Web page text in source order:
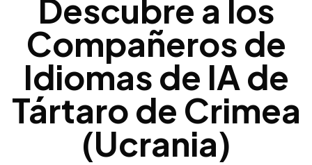
Descubre a los
Compañeros de
Idiomas de IA de
Tártaro de Crimea
(Ucrania)